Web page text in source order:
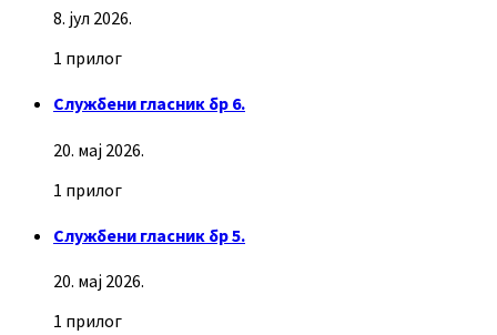
8. јул 2026.
1 прилог
Службени гласник бр 6.
20. мај 2026.
1 прилог
Службени гласник бр 5.
20. мај 2026.
1 прилог